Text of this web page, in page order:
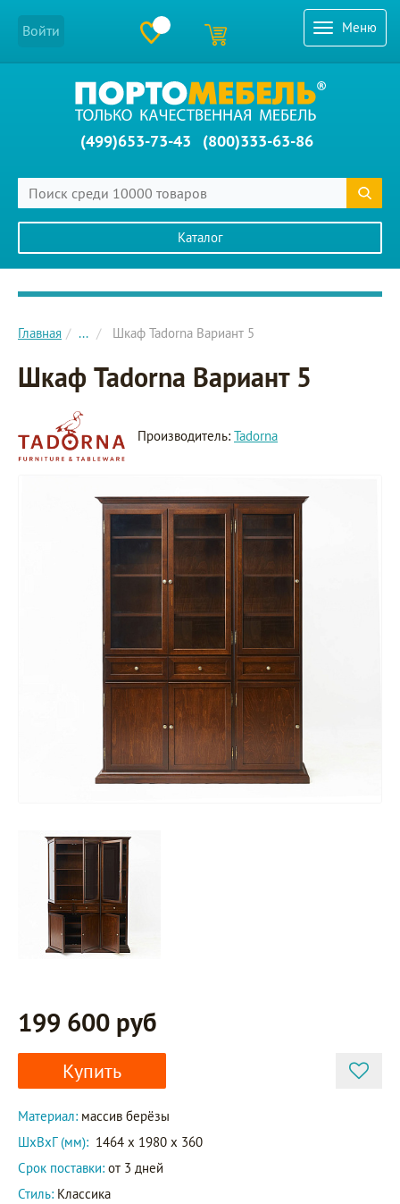
Меню
Войти
(499)653-73-43 (800)333-63-86
Каталог
Главное меню сайта
Главная ... Шкаф Tadorna Вариант 5
Шкаф Tadorna Вариант 5
Производитель: Tadorna
199 600 руб
Купить
Материал: массив берёзы
ШxВxГ (мм): 1464 x 1980 x 360
Срок поставки: от 3 дней
Стиль: Классика